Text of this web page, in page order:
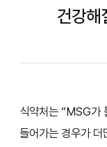
건강해
식약처는 “MSG가
들어가는 경우가 더